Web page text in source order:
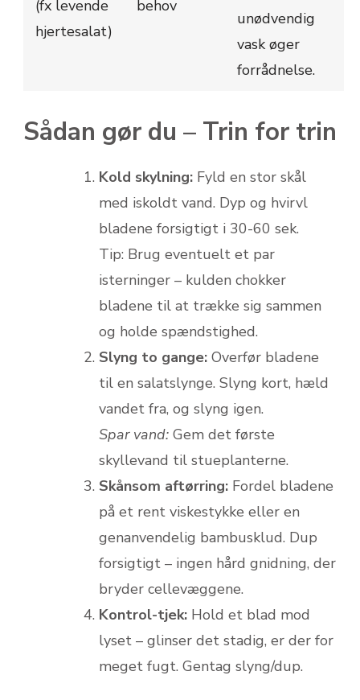
(fx levende
hjertesalat)
behov
unødvendig
vask øger
forrådnelse.
Sådan gør du – Trin for trin
Kold skylning: Fyld en stor skål
med iskoldt vand. Dyp og hvirvl
bladene forsigtigt i 30-60 sek.
Tip: Brug eventuelt et par
isterninger – kulden chokker
bladene til at trække sig sammen
og holde spændstighed.
Slyng to gange: Overfør bladene
til en salatslynge. Slyng kort, hæld
vandet fra, og slyng igen.
Spar vand: Gem det første
skyllevand til stueplanterne.
Skånsom aftørring: Fordel bladene
på et rent viskestykke eller en
genanvendelig bambusklud. Dup
forsigtigt – ingen hård gnidning, der
bryder cellevæggene.
Kontrol-tjek: Hold et blad mod
lyset – glinser det stadig, er der for
meget fugt. Gentag slyng/dup.